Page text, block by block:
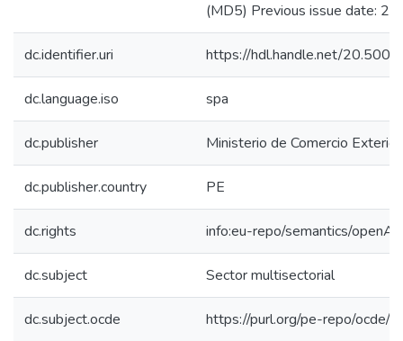
(MD5) Previous issue date:
dc.identifier.uri https://hdl.handle.net/
dc.language.iso spa
dc.publisher Ministerio de Comercio
dc.publisher.country PE
dc.rights info:eu-repo/semantics/
dc.subject Sector multisectorial
dc.subject.ocde https://purl.org/pe-repo/ocde/